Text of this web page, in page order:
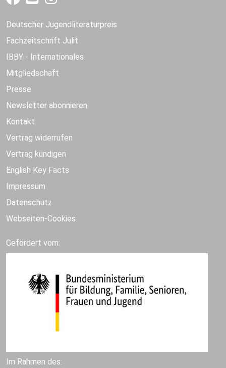
Deutscher Jugendliteraturpreis
Fachzeitschrift Julit
IBBY - Internationales
Mitgliedschaft
Presse
Newsletter abonnieren
Kontakt
Vertrag widerrufen
Vertrag kündigen
English Key Facts
Impressum
Datenschutz
Webseiten-Cookies
Gefördert vom:
Im Rahmen des: